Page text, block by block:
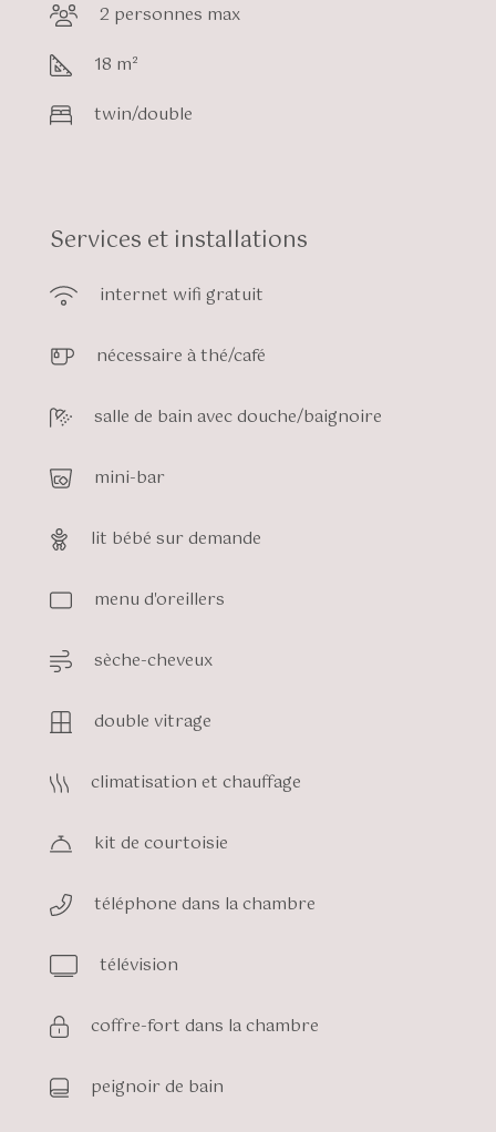
2 personnes max
18 m²
twin/double
Services et installations
internet wifi gratuit
nécessaire à thé/café
salle de bain avec douche/baignoire
mini-bar
lit bébé sur demande
menu d'oreillers
sèche-cheveux
double vitrage
climatisation et chauffage
kit de courtoisie
téléphone dans la chambre
télévision
coffre-fort dans la chambre
peignoir de bain